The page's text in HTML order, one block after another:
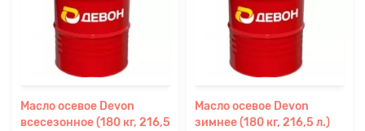
Масло осевое Devon
всесезонное (180 кг, 216,5
Масло осевое Devon
зимнее (180 кг, 216,5 л.)